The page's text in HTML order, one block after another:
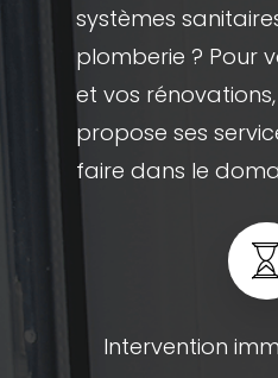
systèmes
plomberie ? Pour
et vos
propose ses
faire dans le
Intervention